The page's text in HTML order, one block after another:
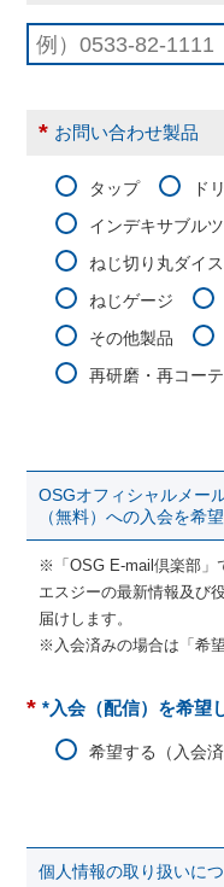
* お問い合わせ製品
タップ ド
インデキサブル
ねじ切り丸ダイス
ねじゲージ
その他製品
再研磨・再コー
OSGオフィシャルメー
（無料）への入会を希
※「OSG E-mail倶楽部」
エスジーの最新情報及び
届けします。
※入会済みの場合は「希
* *入会（配信）を希望
希望する（入会済
個人情報の取り扱いに